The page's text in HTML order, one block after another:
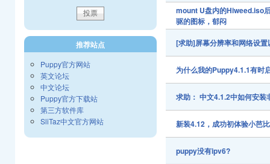
mount U盘内的Hiweed.iso
驱的图标，郁闷
[求助]屏幕分辨率和网络设
为什么我的Puppy4.1.1有时
求助： 中文4.1.2中如何安
新装4.12，成功初体验小芭比
puppy没有ipv6?
推荐站点
Puppy官方网站
英文论坛
中文论坛
Puppy官方下载站
第三方软件库
SliTaz中文官方网站